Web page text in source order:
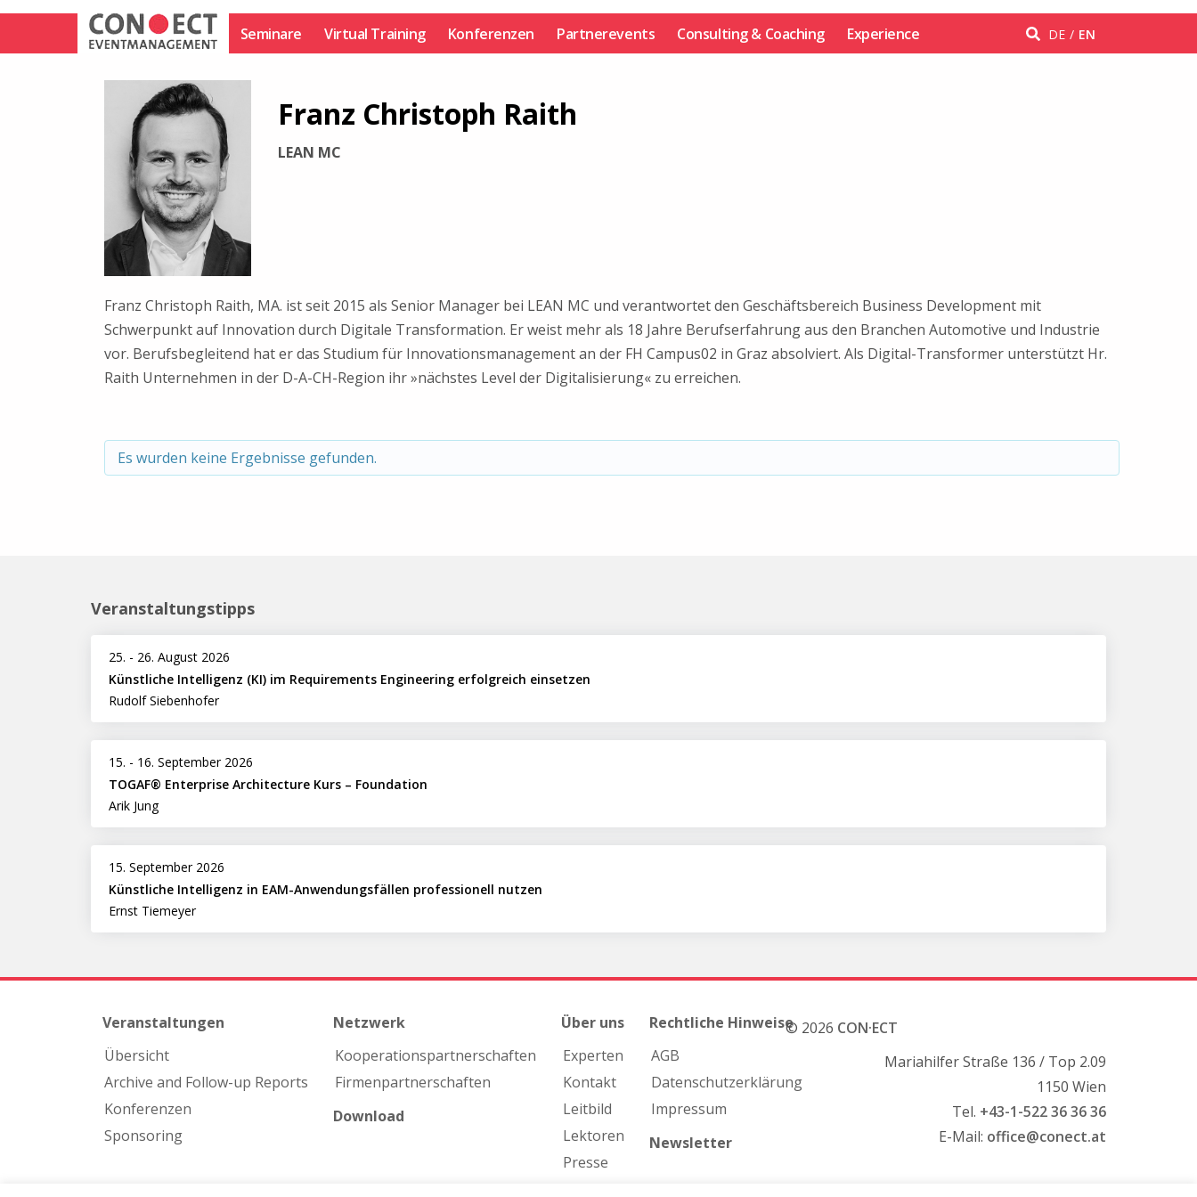
Zum
Seminare Virtual Training Konferenzen Partnerevents Consulting & Coaching Experience DE EN
Franz Christoph Raith
LEAN MC
Franz Christoph Raith, MA. ist seit 2015 als Senior Manager bei LEAN MC und verantwortet den Geschäftsbereich Business Development mit
Schwerpunkt auf Innovation durch Digitale Transformation. Er weist mehr als 18 Jahre Berufserfahrung aus den Branchen Automotive und Industrie
vor. Berufsbegleitend hat er das Studium für Innovationsmanagement an der FH Campus02 in Graz absolviert. Als Digital-Transformer unterstützt Hr.
Raith Unternehmen in der D-A-CH-Region ihr »nächstes Level der Digitalisierung« zu erreichen.
Es wurden keine Ergebnisse gefunden.
Veranstaltungstipps
25. - 26. August 2026
Künstliche Intelligenz (KI) im Requirements Engineering erfolgreich einsetzen
Rudolf Siebenhofer
15. - 16. September 2026
TOGAF® Enterprise Architecture Kurs – Foundation
Arik Jung
15. September 2026
Künstliche Intelligenz in EAM-Anwendungsfällen professionell nutzen
Ernst Tiemeyer
Veranstaltungen
Übersicht
Archive and Follow-up Reports
Konferenzen
Sponsoring
Netzwerk
Kooperations­partnerschaften
Firmen­partnerschaften
Download
Über uns
Experten
Kontakt
Leitbild
Lektoren
Presse
Rechtliche Hinweise
AGB
Datenschutzerklärung
Impressum
Newsletter
© 2026 CON·ECT
Mariahilfer Straße 136 / Top 2.09
1150 Wien
Tel. +43-1-522 36 36 36
E-Mail: office@conect.at